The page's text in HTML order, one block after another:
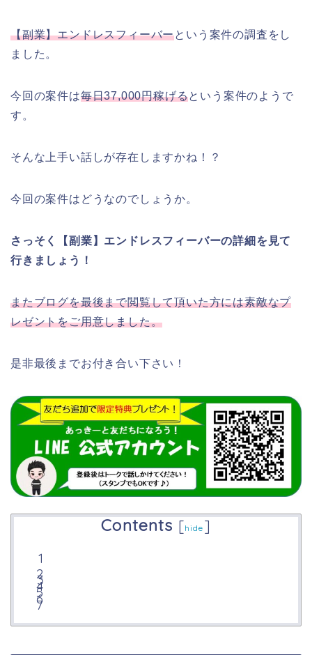
【副業】エンドレスフィーバーという案件の調査をし
ました。
今回の案件は毎日37,000円稼げるという案件のようで
す。
そんな上手い話しが存在しますかね！？
今回の案件はどうなのでしょうか。
さっそく【副業】エンドレスフィーバーの詳細を見て
行きましょう！
またブログを最後まで閲覧して頂いた方には素敵なプ
レゼントをご用意しました。
是非最後までお付き合い下さい！
Contents [hide ]